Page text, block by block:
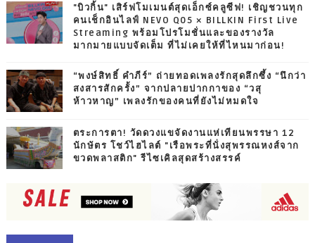
"บิวกิ้น" เสิร์ฟโมเมนต์สุดเอ็กซ์คลูซีฟ! เชิญชวนทุก
คนเช็กอินไลฟ์ NEVO Q05 × BILLKIN First Live
Streaming พร้อมโปรโมชั่นและของรางวัล
มากมายแบบจัดเต็ม ที่ไม่เคยให้ที่ไหนมาก่อน!
“พงษ์สิทธิ์ คำภีร์” ถ่ายทอดเพลงรักสุดลึกซึ้ง “นึกว่า
สงสารสักครั้ง” จากปลายปากกาของ “วสุ
ห้าวหาญ” เพลงรักของคนที่ยังไม่หมดใจ
ตระการตา! วัดดวงแขจัดงานแห่เทียนพรรษา 12
นักษัตร โชว์ไฮไลต์ "เรือพระที่นั่งสุพรรณหงส์จาก
ขวดพลาสติก" รีไซเคิลสุดสร้างสรรค์